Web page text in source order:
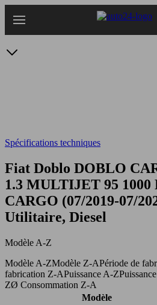
au
Spécifications techniques
Fiat Doblo DOBLO
1.3 MULTIJET 95 1000
CARGO (07/2019-07/
Utilitaire, Diesel
Modèle A-Z
Modèle A-ZModèle Z-APériode de
fabrication Z-APuissance A-Z
ZØ Consommation Z-A
Modèle